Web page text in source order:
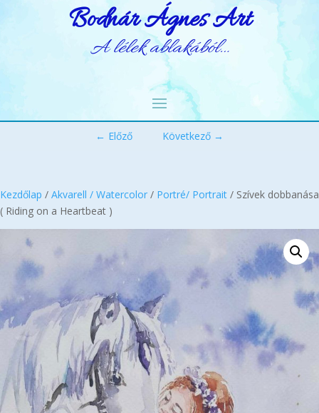
Bodnár Ágnes Art
A lélek ablakából…
Következő →
← Előző
Kezdőlap / Akvarell / Watercolor / Portré/ Portrait / Szívek dobbanása
( Riding on a Heartbeat )